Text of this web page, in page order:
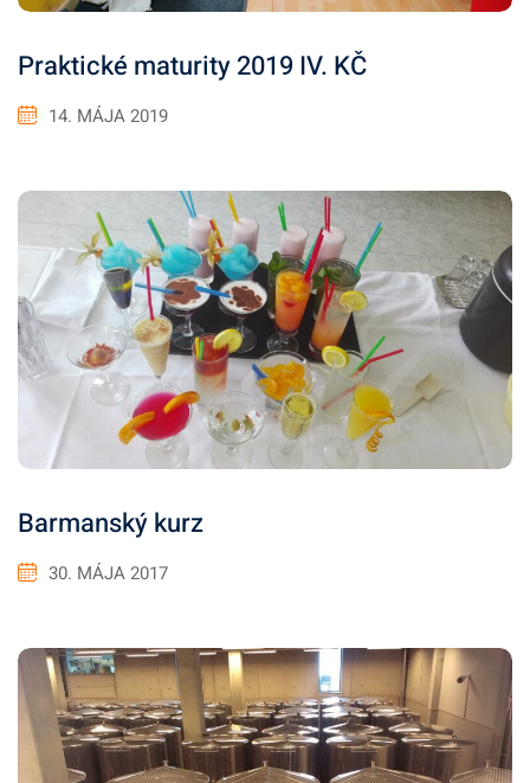
Praktické maturity 2019 IV. KČ
14. MÁJA 2019
Barmanský kurz
30. MÁJA 2017